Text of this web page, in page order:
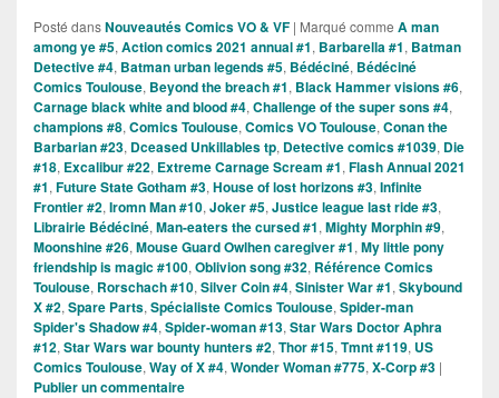
Posté dansNouveautés Comics VO & VF | Marqué comme A man
among ye #5, Action comics 2021 annual #1, Barbarella #1, Batman
Detective #4, Batman urban legends #5, Bédéciné, Bédéciné
Comics Toulouse, Beyond the breach #1, Black Hammer visions #6,
Carnage black white and blood #4, Challenge of the super sons #4,
champions #8, Comics Toulouse, Comics VO Toulouse, Conan the
Barbarian #23, Dceased Unkillables tp, Detective comics #1039, Die
#18, Excalibur #22, Extreme Carnage Scream #1, Flash Annual 2021
#1, Future State Gotham #3, House of lost horizons #3, Infinite
Frontier #2, Iromn Man #10, Joker #5, Justice league last ride #3,
Librairie Bédéciné, Man-eaters the cursed #1, Mighty Morphin #9,
Moonshine #26, Mouse Guard Owlhen caregiver #1, My little pony
friendship is magic #100, Oblivion song #32, Référence Comics
Toulouse, Rorschach #10, Silver Coin #4, Sinister War #1, Skybound
X #2, Spare Parts, Spécialiste Comics Toulouse, Spider-man
Spider's Shadow #4, Spider-woman #13, Star Wars Doctor Aphra
#12, Star Wars war bounty hunters #2, Thor #15, Tmnt #119, US
Comics Toulouse, Way of X #4, Wonder Woman #775, X-Corp #3 |
Publier un commentaire